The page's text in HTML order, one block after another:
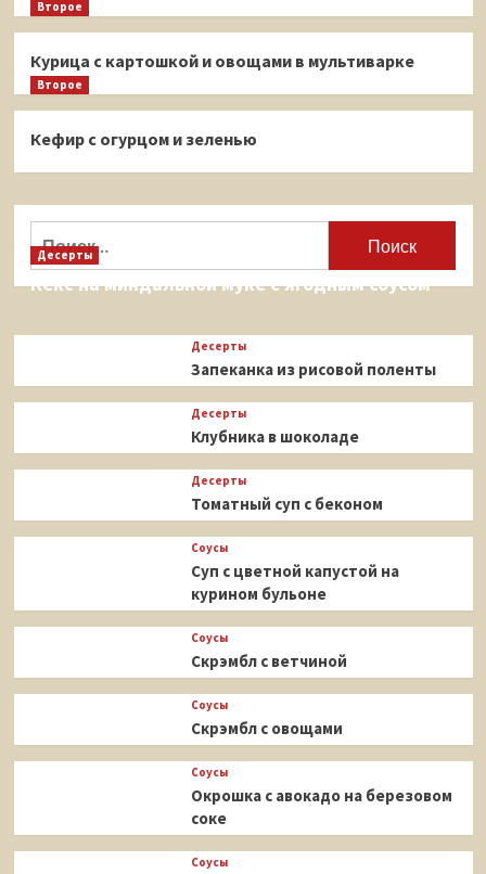
Второе
Курица с картошкой и овощами в мультиварке
Второе
Кефир с огурцом и зеленью
Десерты
Кекс на миндальной муке с ягодным соусом
Десерты
Запеканка из рисовой поленты
Десерты
Клубника в шоколаде
Десерты
Томатный суп с беконом
Соусы
Суп с цветной капустой на
курином бульоне
Соусы
Скрэмбл с ветчиной
Соусы
Скрэмбл с овощами
Соусы
Окрошка с авокадо на березовом
соке
Соусы